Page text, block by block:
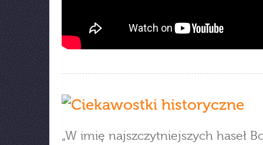
„W imię najszczytniejszych haseł